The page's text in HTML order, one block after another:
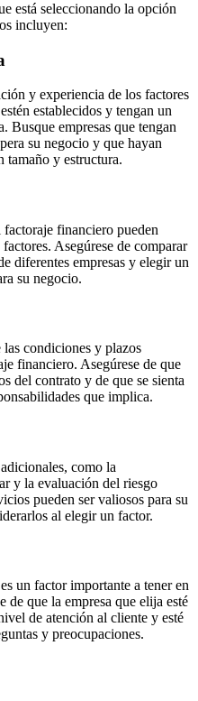
está seleccionando la opción
incluyen:
y experiencia de los factores
establecidos y tengan un
Busque empresas que tengan
su negocio y que hayan
tamaño y estructura.
factoraje financiero pueden
Asegúrese de comparar
diferentes empresas y elegir un
su negocio.
las condiciones y plazos
financiero. Asegúrese de que
del contrato y de que se sienta
que implica.
como la
y la evaluación del riesgo
pueden ser valiosos para su
al elegir un factor.
un factor importante a tener en
de que la empresa que elija esté
de atención al cliente y esté
y preocupaciones.